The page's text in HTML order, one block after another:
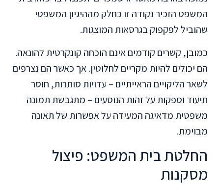
המשפט הזכיר נקודה זו כחלק מההיגיון המשפטי
שהוביל לפקפוק בגרסאות המוצגות.
כמובן, קשרים קודמים אינם הוכחה קונקרטית להונאה.
הם יכולים להיות מקריים לחלוטין. אך כאשר הם נצרפים
לשאר הליקויים הראייתיים – עדויות סותרות, חוסר
תיעוד וספקות על זהות הנוסעים – מתגבשת תמונה
משפטית מדאיגה המעידה על אפשרות של תאונה
מבוימת.
החלטת בית המשפט: פיצול
מסקנות